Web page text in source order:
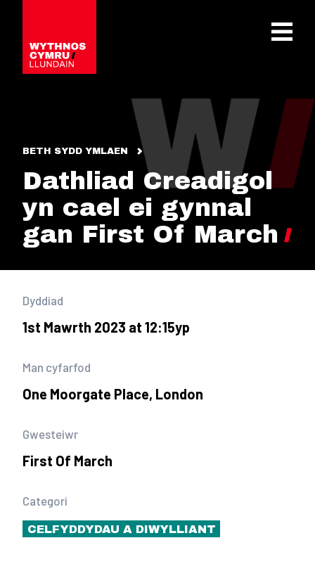
OPEN
BETH SYDD YMLAEN
Dathliad Creadigol
yn cael ei gynnal
gan First Of March
Dyddiad
1st Mawrth 2023 at 12:15yp
Man cyfarfod
One Moorgate Place, London
Gwesteiwr
First Of March
Categori
CELFYDDYDAU A DIWYLLIANT